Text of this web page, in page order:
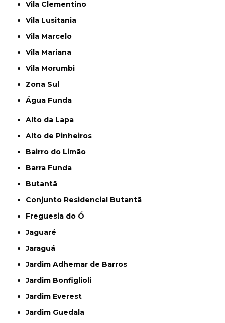
Vila Clementino
Vila Lusitania
Vila Marcelo
Vila Mariana
Vila Morumbi
Zona Sul
Água Funda
Alto da Lapa
Alto de Pinheiros
Bairro do Limão
Barra Funda
Butantã
Conjunto Residencial Butantã
Freguesia do Ó
Jaguaré
Jaraguá
Jardim Adhemar de Barros
Jardim Bonfiglioli
Jardim Everest
Jardim Guedala